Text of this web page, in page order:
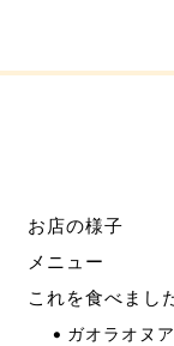
お店の様子
メニュー
これを食べまし
ガオラオヌ